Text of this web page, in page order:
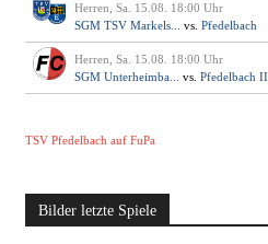
Herren, Sa. 15.08. 18:00 Uhr
SGM TSV Markels...
vs. Pfedelbach
Herren, Sa. 15.08. 18:00 Uhr
SGM Unterheimba...
vs. Pfedelbach II
TSV Pfedelbach auf FuPa
Bilder letzte Spiele